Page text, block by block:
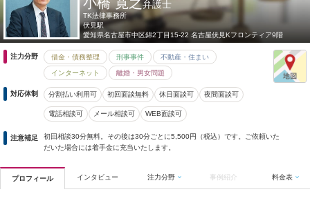
弁護士
TK法律事務所
伏見駅
愛知県名古屋市中区錦2丁目15-22 名古屋伏見Kフロンティア9階
注力分野 借金・債務整理 刑事事件 不動産・住まい
インターネット 離婚・男女問題
対応体制 分割払い利用可 初回面談無料 休日面談可 夜間面談可
電話相談可 メール相談可 WEB面談可
注意補足
初回相談30分無料。その後は30分ごとに5,500円（税込）です。ご依頼いた
だいた場合には着手金に充当いたします。
プロフィール インタビュー 注力分野 事例紹介 料金表